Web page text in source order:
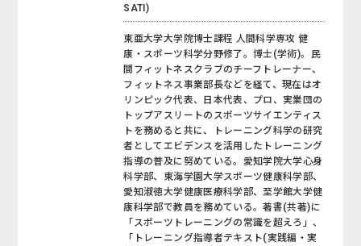
SATI)
東亜大学大学院博士課程 人間科学専攻 健
康・スポーツ科学分野修了。博士(学術)。民
間フィットネスクラブのチーフトレーナー、
フィットネス事業部長などを経て、現在はオ
リンピック代表、日本代表、プロ、実業団の
トップアスリートのスポーツサイエンティス
トを務めると共に、トレーニング科学の研究
者としてエビデンスを活用したトレーニング
指導の普及に努めている。愛知学院大学心身
科学部、東海学園大学スポーツ健康科学部、
愛知淑徳大学健康医療科学部、至学館大学健
康科学部で教員を務めている。著書(共著)に
「スポーツトレーニングの常識を超えろ」、
「トレーニング指導者テキスト(実践編・実